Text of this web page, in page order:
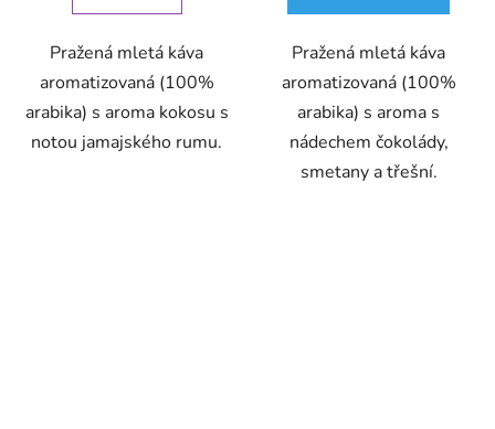
Pražená mletá káva
aromatizovaná (100%
arabika) s aroma kokosu s
notou jamajského rumu.
Pražená mletá káva
aromatizovaná (100%
arabika) s aroma s
nádechem čokolády,
smetany a třešní.